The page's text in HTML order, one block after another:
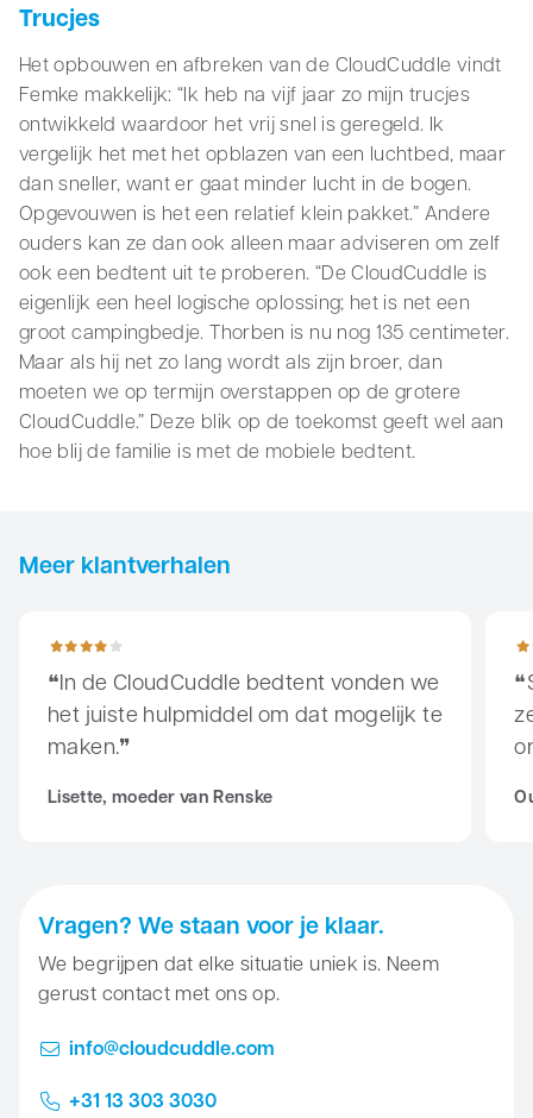
Trucjes
Het opbouwen en afbreken van de CloudCuddle vindt
Femke makkelijk: “Ik heb na vijf jaar zo mijn trucjes
ontwikkeld waardoor het vrij snel is geregeld. Ik
vergelijk het met het opblazen van een luchtbed, maar
dan sneller, want er gaat minder lucht in de bogen.
Opgevouwen is het een relatief klein pakket.” Andere
ouders kan ze dan ook alleen maar adviseren om zelf
ook een bedtent uit te proberen. “De CloudCuddle is
eigenlijk een heel logische oplossing; het is net een
groot campingbedje. Thorben is nu nog 135 centimeter.
Maar als hij net zo lang wordt als zijn broer, dan
moeten we op termijn overstappen op de grotere
CloudCuddle.” Deze blik op de toekomst geeft wel aan
hoe blij de familie is met de mobiele bedtent.
Meer klantverhalen
In de CloudCuddle bedtent vonden we
het juiste hulpmiddel om dat mogelijk te
maken.
Lisette, moeder van Renske
Vragen? We staan voor je klaar.
We begrijpen dat elke situatie uniek is. Neem
gerust contact met ons op.
info@cloudcuddle.com
+31 13 303 3030